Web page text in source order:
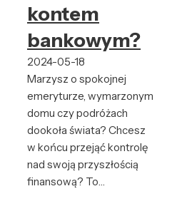
kontem
bankowym?
2024-05-18
Marzysz o spokojnej
emeryturze, wymarzonym
domu czy podróżach
dookoła świata? Chcesz
w końcu przejąć kontrolę
nad swoją przyszłością
finansową? To…